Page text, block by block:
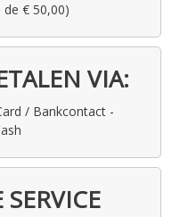
de € 50,00)
VIA:
/ Bankcontact -
SERVICE